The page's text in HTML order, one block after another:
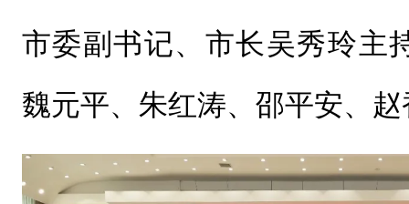
市委副书记、市长吴秀玲主
魏元平、朱红涛、邵平安、